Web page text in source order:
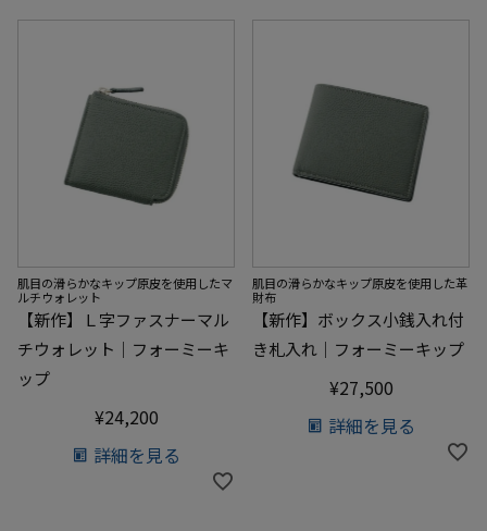
肌目の滑らかなキップ原皮を使用したマ
ルチウォレット
【新作】Ｌ字ファスナーマル
チウォレット｜フォーミーキ
ップ
¥24,200
詳細を見る
肌目の滑らかなキップ原皮を使用した革
財布
【新作】ボックス小銭入れ付
き札入れ｜フォーミーキップ
¥27,500
詳細を見る